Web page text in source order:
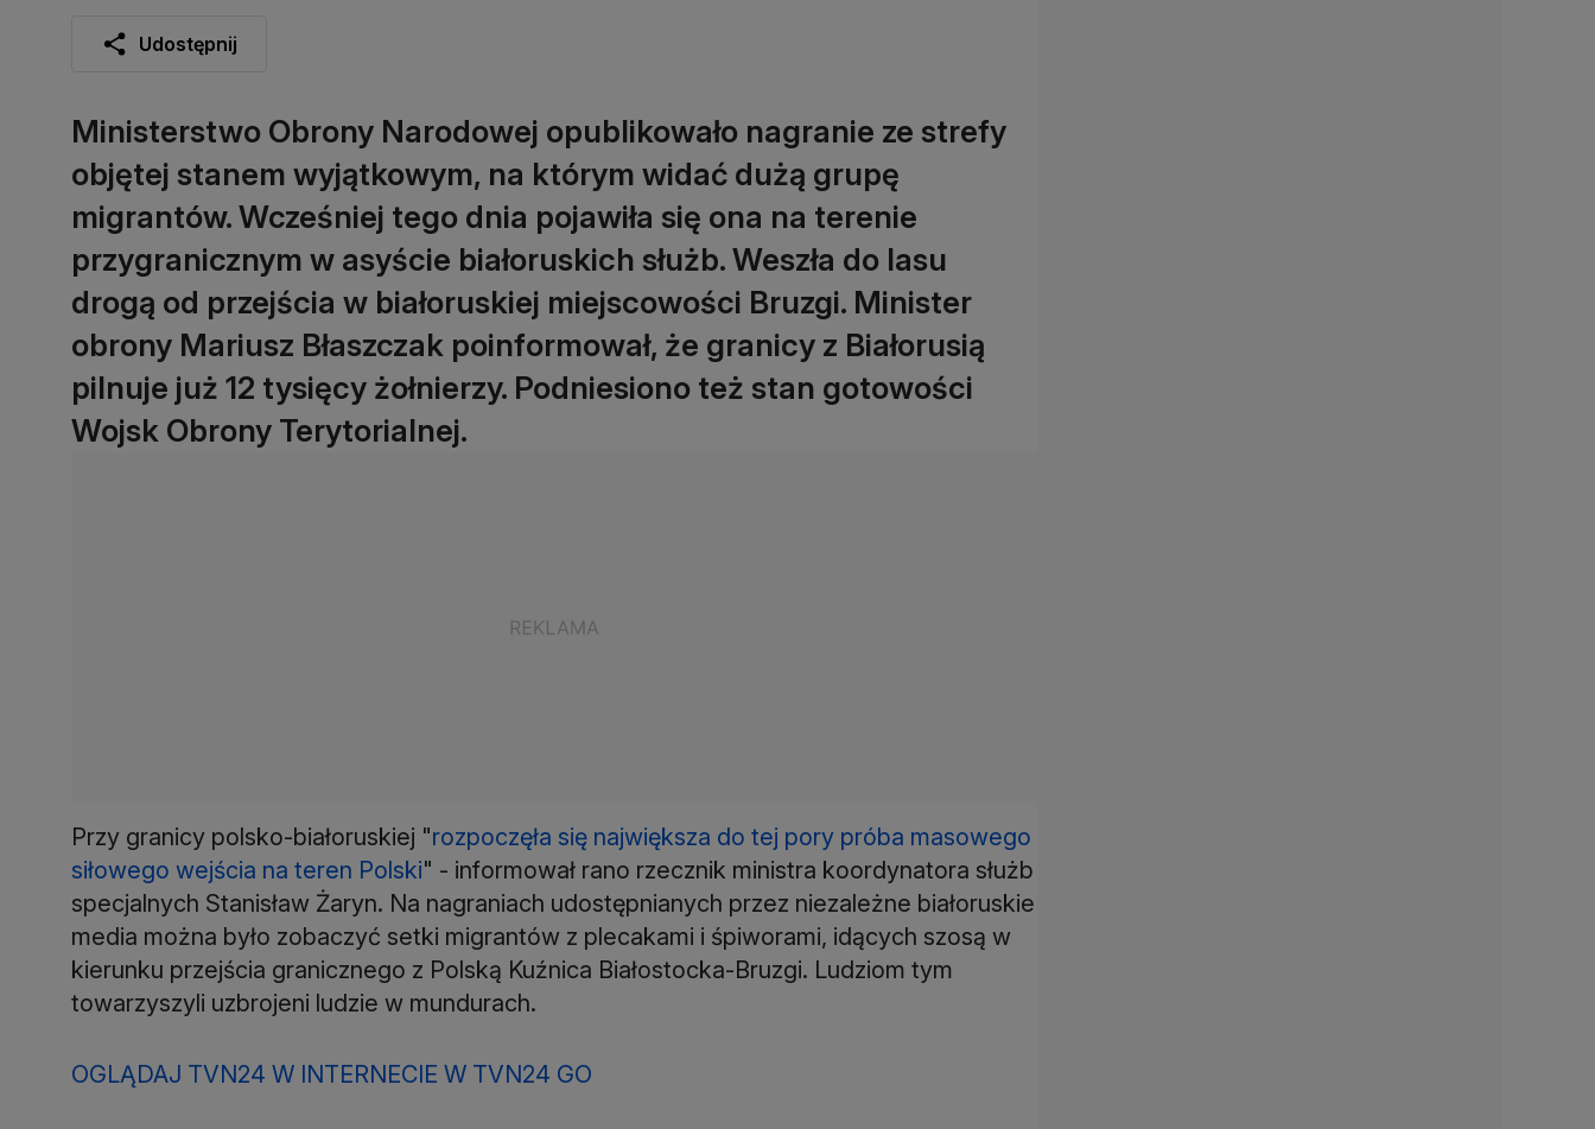
Udostępnij
Ministerstwo Obrony Narodowej opublikowało nagranie ze strefy
objętej stanem wyjątkowym, na którym widać dużą grupę
migrantów. Wcześniej tego dnia pojawiła się ona na terenie
przygranicznym w asyście białoruskich służb. Weszła do lasu
drogą od przejścia w białoruskiej miejscowości Bruzgi. Minister
obrony Mariusz Błaszczak poinformował, że granicy z Białorusią
pilnuje już 12 tysięcy żołnierzy. Podniesiono też stan gotowości
Wojsk Obrony Terytorialnej.
Przy granicy polsko-białoruskiej "rozpoczęła się największa do tej pory próba masowego
siłowego wejścia na teren Polski" - informował rano rzecznik ministra koordynatora służb
specjalnych Stanisław Żaryn. Na nagraniach udostępnianych przez niezależne białoruskie
media można było zobaczyć setki migrantów z plecakami i śpiworami, idących szosą w
kierunku przejścia granicznego z Polską Kuźnica Białostocka-Bruzgi. Ludziom tym
towarzyszyli uzbrojeni ludzie w mundurach.
OGLĄDAJ TVN24 W INTERNECIE W TVN24 GO